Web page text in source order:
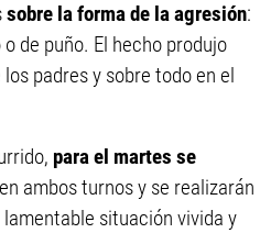
sobre la forma de la agresión:
de puño. El hecho produjo
padres y sobre todo en el
para el martes se
en ambos turnos y se realizarán
situación vivida y